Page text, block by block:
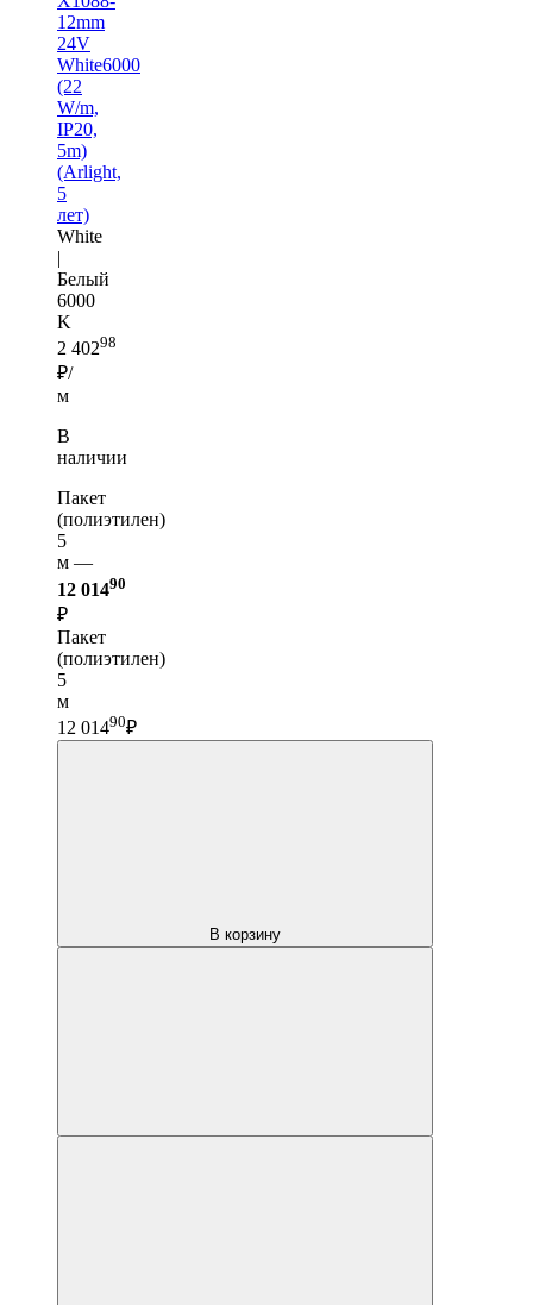
12mm
24V
White6000
(22
W/m,
IP20,
5m)
(Arlight,
5
лет)
White
|
Белый
6000
K
2 40298
₽/
м
В
наличии
Пакет
(полиэтилен)
5
м —
12 01490
₽
Пакет
(полиэтилен)
5
м
12 01490₽
В корзину